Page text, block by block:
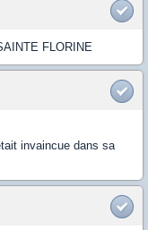
FLORINE
invaincue dans sa